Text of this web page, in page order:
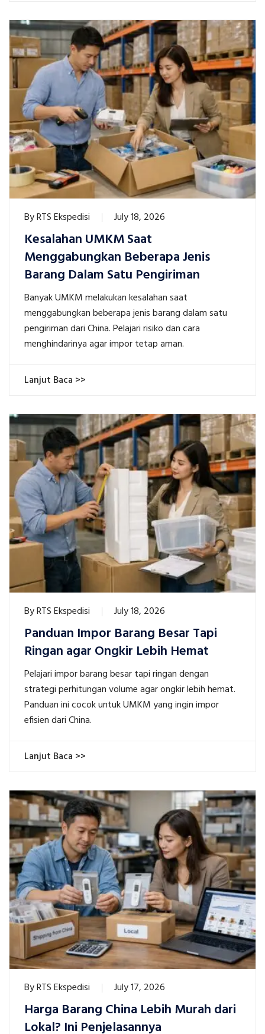
ByRTS Ekspedisi July 18, 2026
Kesalahan UMKM Saat
Menggabungkan Beberapa Jenis
Barang Dalam Satu Pengiriman
Banyak UMKM melakukan kesalahan saat
menggabungkan beberapa jenis barang dalam satu
pengiriman dari China. Pelajari risiko dan cara
menghindarinya agar impor tetap aman.
Lanjut Baca >>
ByRTS Ekspedisi July 18, 2026
Panduan Impor Barang Besar Tapi
Ringan agar Ongkir Lebih Hemat
Pelajari impor barang besar tapi ringan dengan
strategi perhitungan volume agar ongkir lebih hemat.
Panduan ini cocok untuk UMKM yang ingin impor
efisien dari China.
Lanjut Baca >>
ByRTS Ekspedisi July 17, 2026
Harga Barang China Lebih Murah dari
Lokal? Ini Penjelasannya